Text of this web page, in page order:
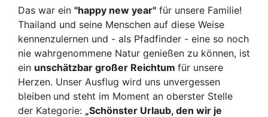
Das war ein "happy new year" für unsere Familie!
Thailand und seine Menschen auf diese Weise
kennenzulernen und - als Pfadfinder - eine so noch
nie wahrgenommene Natur genießen zu können, ist
ein unschätzbar großer Reichtum für unsere
Herzen. Unser Ausflug wird uns unvergessen
bleiben und steht im Moment an oberster Stelle
der Kategorie: „Schönster Urlaub, den wir je